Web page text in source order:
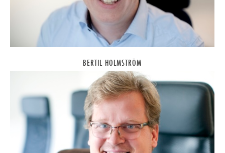
BERTIL HOLMSTRÖM